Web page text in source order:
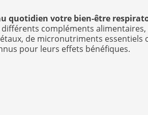
quotidien votre bien-être
différents compléments alimentaires,
de micronutriments essentiels
pour leurs effets bénéfiques.